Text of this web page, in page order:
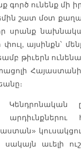
գործ ունենք մի
շատ մօտ
սրանք
այսինքն՝
թիւերն
Կենդրոնական
սակայն աւելի